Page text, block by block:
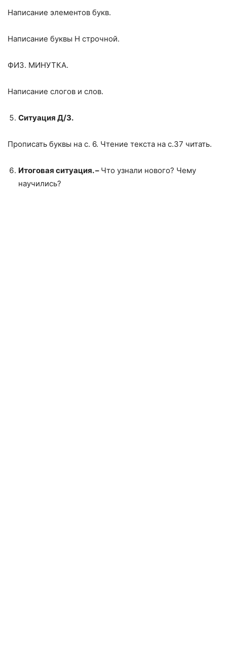
Написание элементов букв.
Написание буквы Н строчной.
ФИЗ. МИНУТКА.
Написание слогов и слов.
Ситуация Д/З.
Прописать буквы на с. 6. Чтение текста на с.37 читать.
Итоговая ситуация. – Что узнали нового? Чему
научились?